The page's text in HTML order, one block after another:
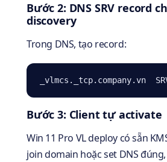
Bước 2: DNS SRV record
discovery
Trong DNS, tạo record:
_vlmcs._tcp.company.vn
Bước 3: Client tự activate
Win 11 Pro VL deploy có sẵn
join domain hoặc set DNS